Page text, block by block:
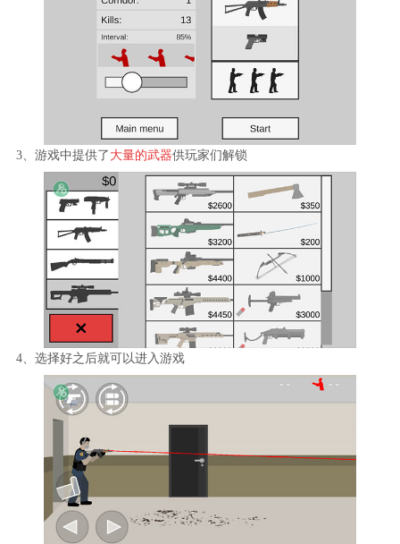
3、游戏中提供了 大量的武器供玩家们解锁
4、选择好之后就可以进入游戏